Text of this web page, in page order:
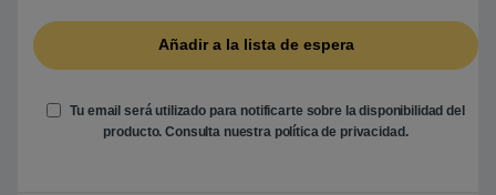
s
Tu email será utilizado para notificarte sobre la disponibilidad del
producto. Consulta nuestra política de privacidad.